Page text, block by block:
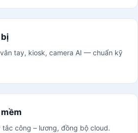
tay, kiosk, camera AI — chuẩn kỹ
tắc công – lương, đồng bộ cloud.